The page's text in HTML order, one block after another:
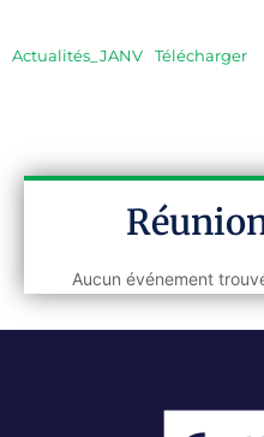
Actualités_JANV Télécharger
Aucun événement